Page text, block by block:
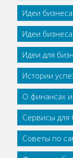
Идеи
Идеи
Идеи для
Истории
О финансах
Сервисы для
Советы по